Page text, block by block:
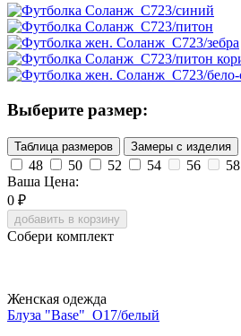
Выберите размер:
Таблица размеров Замеры с изделия
48 50 52 54 56
58
Ваша Цена:
0 ₽
добавить в корзину
Собери комплект
Женская одежда
Блуза "Base"_О17/белый